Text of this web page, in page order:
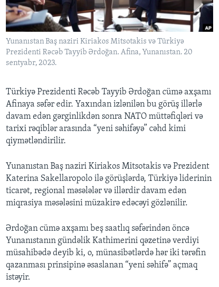
BIZI IZLƏYIN
Yunanıstan Baş naziri Kiriakos Mitsotakis və Türkiyə
Prezidenti Rəcəb Tayyib Ərdoğan. Afina, Yunanıstan. 20
sentyabr, 2023.
Türkiyə Prezidenti Rəcəb Tayyib Ərdoğan cümə axşamı
Afinaya səfər edir. Yaxından izlənilən bu görüş illərlə
davam edən gərginlikdən sonra NATO müttəfiqləri və
tarixi rəqiblər arasında “yeni səhifəyə” cəhd kimi
qiymətləndirilir.
Yunanıstan Baş naziri Kiriakos Mitsotakis və Prezident
Katerina Sakellaropolo ilə görüşlərdə, Türkiyə liderinin
ticarət, regional məsələlər və illərdir davam edən
miqrasiya məsələsini müzakirə edəcəyi gözlənilir.
Ərdoğan cümə axşamı beş saatlıq səfərindən öncə
Yunanıstanın gündəlik Kathimerini qəzetinə verdiyi
müsahibədə deyib ki, o, münasibətlərdə hər iki tərəfin
qazanması prinsipinə əsaslanan “yeni səhifə” açmaq
istəyir.